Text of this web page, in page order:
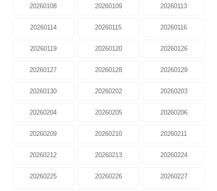
20260108 20260109 20260113
20260114 20260115 20260116
20260119 20260120 20260126
20260127 20260128 20260129
20260130 20260202 20260203
20260204 20260205 20260206
20260209 20260210 20260211
20260212 20260213 20260224
20260225 20260226 20260227